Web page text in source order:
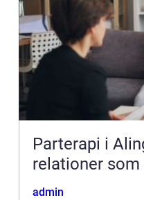
Parterapi i
relationer
admin